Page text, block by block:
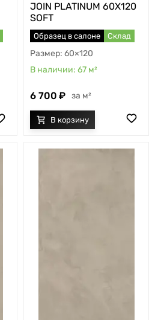
JOIN PLATINUM 60X120
SOFT
Образец в салоне Склад
60×120
67 м²
6 700 м²